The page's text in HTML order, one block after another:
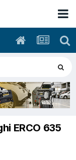
ERCO 635